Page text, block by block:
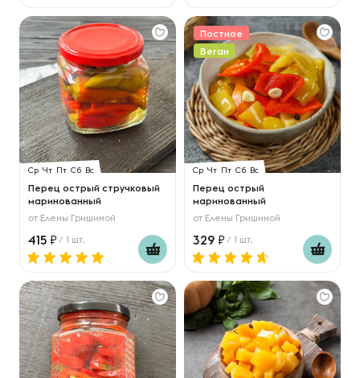
Ср Чт Пт Сб Вс
Перец острый стручковый
маринованный
от Елены Гришиной
415 / 1 шт.
Постное
Веган
Ср Чт Пт Сб Вс
Перец острый
маринованный
от Елены Гришиной
329 / 1 шт.